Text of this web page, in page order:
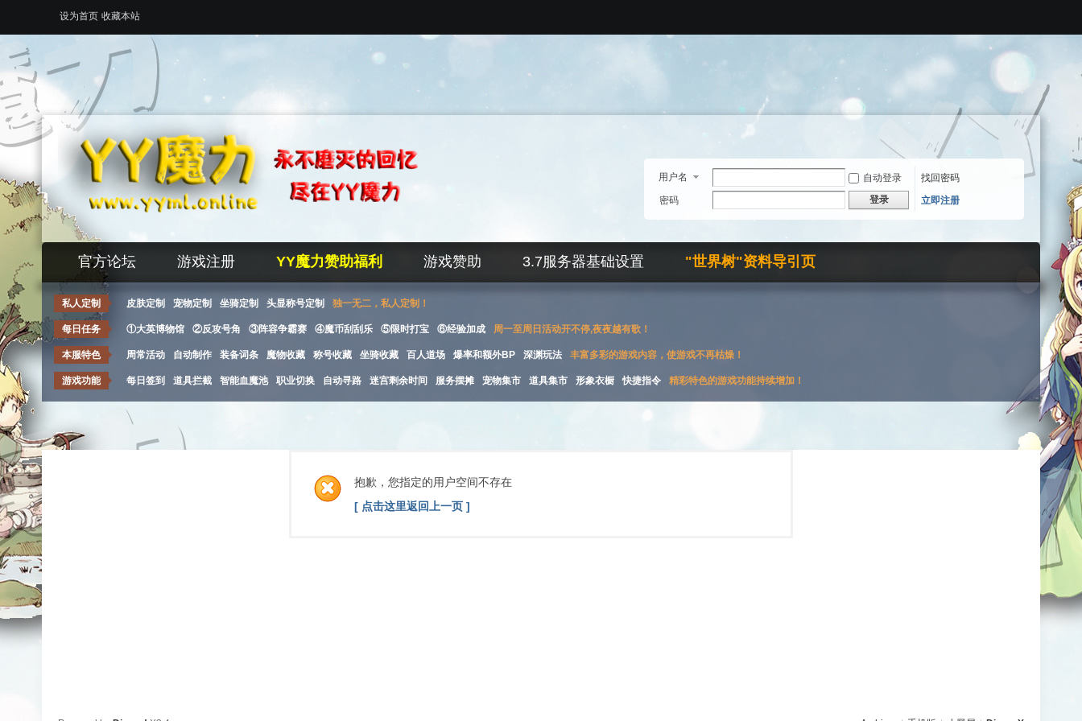
设为首页 收藏本站
用户名 自动登录
找回密码
密码
登录 立即注册
官方论坛 游戏注册 YY魔力赞助福利 游戏赞助 3.7服务器基础设置 "世界树"资料导引页
私人定制 皮肤定制 宠物定制 坐骑定制 头显称号定制 独一无二，私人定制！
每日任务 ①大英博物馆 ②反攻号角 ③阵容争霸赛 ④魔币刮刮乐 ⑤限时打宝 ⑥经验加成 周一至周日活动开不停,夜夜越有歌！
本服特色 周常活动 自动制作 装备词条 魔物收藏 称号收藏 坐骑收藏 百人道场 爆率和额外BP 深渊玩法 丰富多彩的游戏内容，使游戏不再枯燥！
游戏功能 每日签到 道具拦截 智能血魔池 职业切换 自动寻路 迷宫剩余时间 服务摆摊 宠物集市 道具集市 形象衣橱 快捷指令 精彩特色的游戏功能持续增加！
抱歉，您指定的用户空间不存在
[ 点击这里返回上一页 ]